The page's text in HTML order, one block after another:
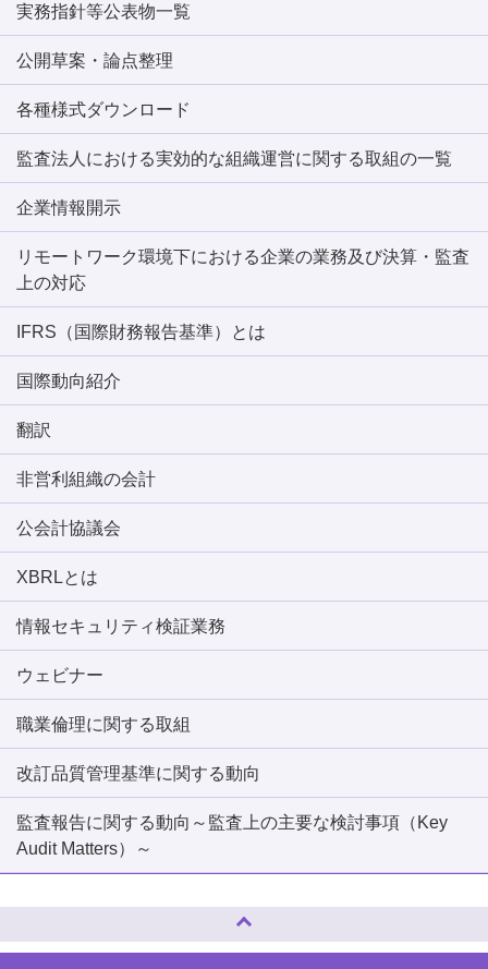
実務指針等公表物一覧
公開草案・論点整理
各種様式ダウンロード
監査法人における実効的な組織運営に関する取組の一覧
企業情報開示
リモートワーク環境下における企業の業務及び決算・監査
上の対応
IFRS（国際財務報告基準）とは
国際動向紹介
翻訳
非営利組織の会計
公会計協議会
XBRLとは
情報セキュリティ検証業務
ウェビナー
職業倫理に関する取組
改訂品質管理基準に関する動向
監査報告に関する動向～監査上の主要な検討事項（Key
Audit Matters）～